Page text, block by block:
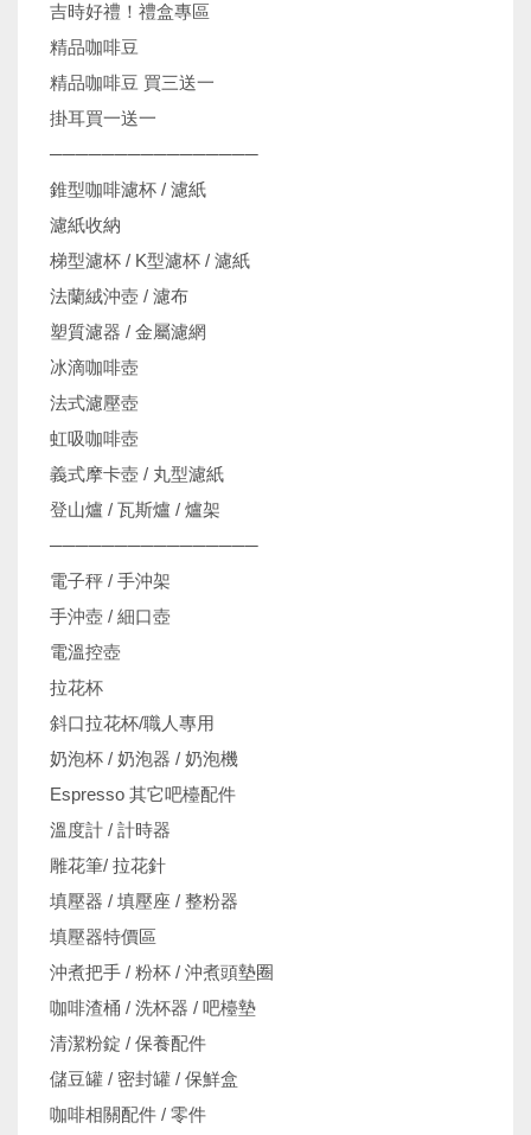
吉時好禮！禮盒專區
精品咖啡豆
精品咖啡豆 買三送一
掛耳買一送一
────────────────
錐型咖啡濾杯 / 濾紙
濾紙收納
梯型濾杯 / K型濾杯 / 濾紙
法蘭絨沖壺 / 濾布
塑質濾器 / 金屬濾網
冰滴咖啡壺
法式濾壓壺
虹吸咖啡壺
義式摩卡壺 / 丸型濾紙
登山爐 / 瓦斯爐 / 爐架
────────────────
電子秤 / 手沖架
手沖壺 / 細口壺
電溫控壺
拉花杯
斜口拉花杯/職人專用
奶泡杯 / 奶泡器 / 奶泡機
Espresso 其它吧檯配件
溫度計 / 計時器
雕花筆/ 拉花針
填壓器 / 填壓座 / 整粉器
填壓器特價區
沖煮把手 / 粉杯 / 沖煮頭墊圈
咖啡渣桶 / 洗杯器 / 吧檯墊
清潔粉錠 / 保養配件
儲豆罐 / 密封罐 / 保鮮盒
咖啡相關配件 / 零件